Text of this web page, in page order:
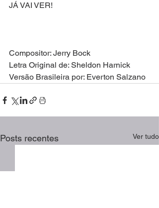
JÁ VAI VER!
Compositor: Jerry Bock
Letra Original de: Sheldon Harnick
Versão Brasileira por: Everton Salzano
Posts recentes Ver tudo